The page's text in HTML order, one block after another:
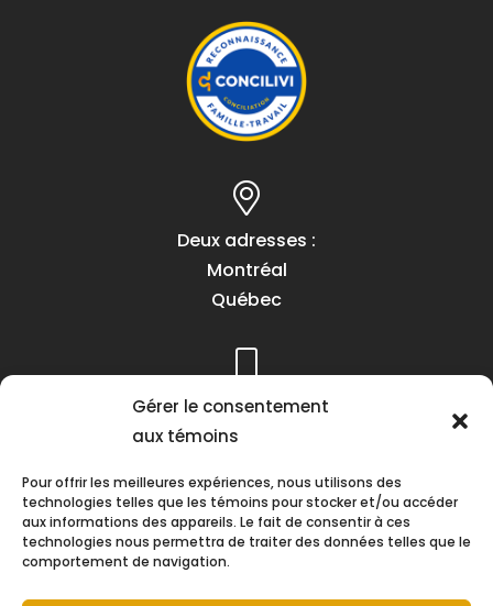
Gérer le consentement
aux témoins
Pour offrir les meilleures expériences, nous utilisons des
technologies telles que les témoins pour stocker et/ou accéder
aux informations des appareils. Le fait de consentir à ces
technologies nous permettra de traiter des données telles que le
comportement de navigation.
Deux adresses :
Montréal
Québec
Téléphone :
(418) 622-1001
Heures d’ouverture :